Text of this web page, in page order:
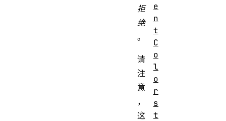
拒
绝
。
请
注
意
，
这
e
n
t
C
o
l
o
r
s
t